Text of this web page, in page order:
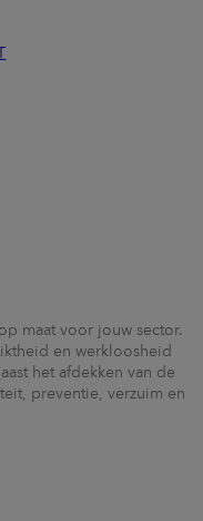
maat voor jouw sector.
en werkloosheid
het afdekken van de
preventie, verzuim en